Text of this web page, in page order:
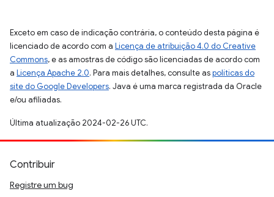
Exceto em caso de indicação contrária, o conteúdo desta página é
licenciado de acordo com a Licença de atribuição 4.0 do Creative
Commons, e as amostras de código são licenciadas de acordo com
a Licença Apache 2.0. Para mais detalhes, consulte aspolíticas do
site do Google Developers. Java é uma marca registrada da Oracle
e/ou afiliadas.
Última atualização 2024-02-26 UTC.
Contribuir
Registre um bug